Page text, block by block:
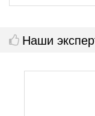
Наши